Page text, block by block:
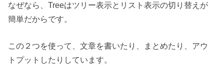
なぜなら、Treeはツリー表示とリスト表示の切り替えが
簡単だからです。
この２つを使って、文章を書いたり、まとめたり、アウ
トプットしたりしています。